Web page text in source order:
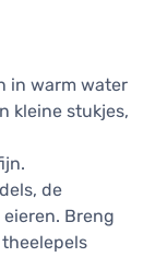
in warm water
kleine stukjes,
de
Breng